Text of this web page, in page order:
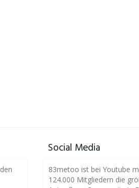
Social Media
83metoo ist bei Youtube
124.000 Mitgliedern die